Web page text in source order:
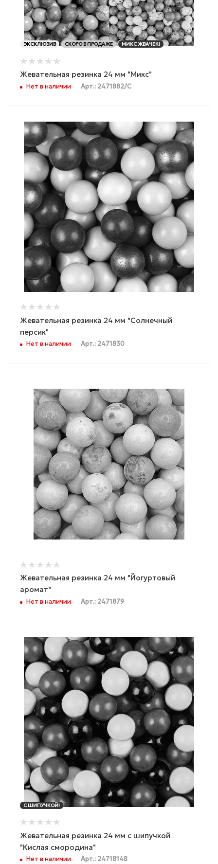
ЭКСКЛЮЗИВ СКОРО В ПРОДАЖЕ МИКС ЖВАЧЕК!
Жевательная резинка 24 мм "Микс"
Нет в наличии Арт.: 2471882/С
Жевательная резинка 24 мм "Солнечный
персик"
Нет в наличии Арт.: 2471830
Жевательная резинка 24 мм "Йогуртовый
аромат"
Нет в наличии Арт.: 2471879
С ШИПУЧКОЙ!
Жевательная резинка 24 мм с шипучкой
"Кислая смородина"
Нет в наличии Арт.: 24718148